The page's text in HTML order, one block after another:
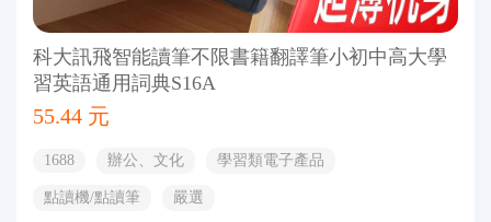
科大訊飛智能讀筆不限書籍翻譯筆小初中高大學
習英語通用詞典S16A
55.44 元
1688 辦公、文化 學習類電子產品
點讀機/點讀筆
嚴選